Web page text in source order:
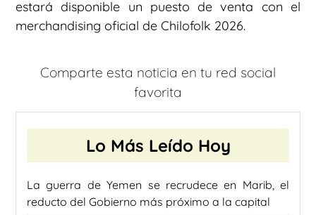
estará disponible un puesto de venta con el
merchandising oficial de Chilofolk 2026.
Comparte esta noticia en tu red social
favorita
Lo Más Leído Hoy
La guerra de Yemen se recrudece en Marib, el
reducto del Gobierno más próximo a la capital